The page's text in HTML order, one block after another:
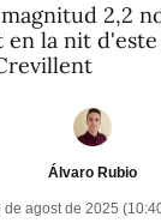
2,2
en la nit
Álvaro Rubio
de agost de 2025